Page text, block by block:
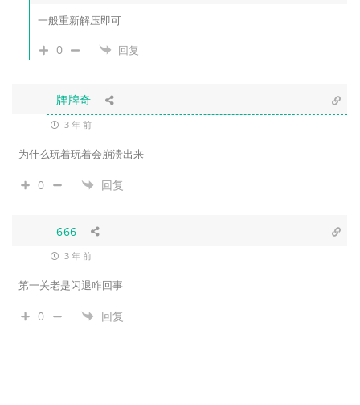
一般重新解压即可
0 回复
牌牌奇
3 年 前
为什么玩着玩着会崩溃出来
0 回复
666
3 年 前
第一关老是闪退咋回事
0 回复